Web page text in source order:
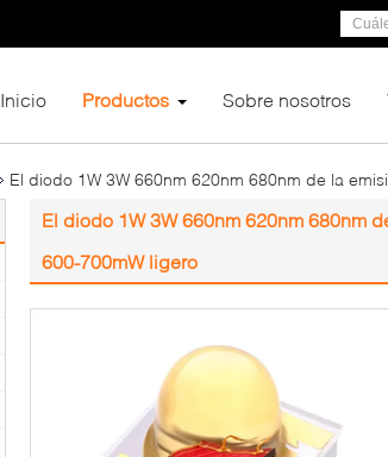
Inicio Productos Sobre nosotros
El diodo 1W 3W 660nm 620nm 680nm de la
El diodo 1W 3W 660nm 620nm 680nm
600-700mW ligero